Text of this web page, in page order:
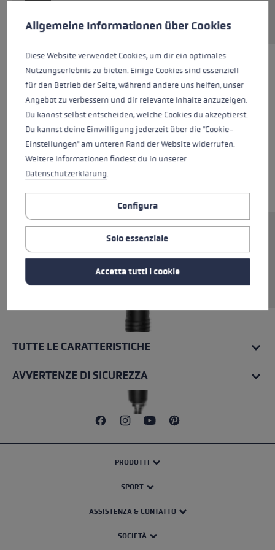
Ersatzsegment (Unterteil) für LEKI FX.One
Stöcke. Abmessungen: 12x260mm.
Rohrmaterial: Carbon. Inkl. vormontierter Flex
TUTTE LE CARATTERISTICHE
AVVERTENZE DI SICUREZZA
PRODOTTI
SPORT
ASSISTENZA & CONTATTO
SOCIETÀ
Allgemeine Informationen über Cookies
Diese Website verwendet Cookies, um dir ein optimales
Nutzungserlebnis zu bieten. Einige Cookies sind essenziell
für den Betrieb der Seite, während andere uns helfen, unser
Angebot zu verbessern und dir relevante Inhalte anzuzeigen.
Du kannst selbst entscheiden, welche Cookies du akzeptierst.
Du kannst deine Einwilligung jederzeit über die "Cookie-
Einstellungen" am unteren Rand der Website widerrufen.
Weitere Informationen findest du in unserer
Datenschutzerklärung.
Configura
Solo essenziale
Accetta tutti i cookie